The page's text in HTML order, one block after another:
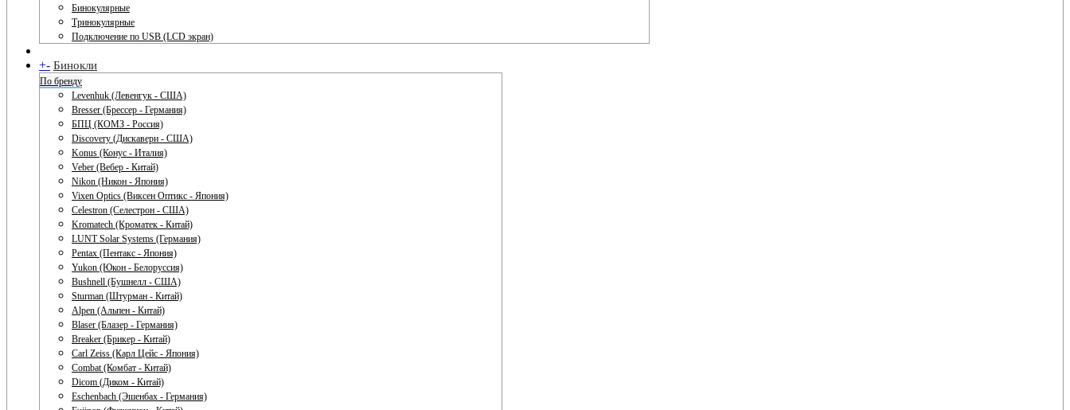
Бинокулярные
Тринокулярные
Подключение по USB (LCD экран)
+- Бинокли
По бренду
Levenhuk (Левенгук - США)
Bresser (Брессер - Германия)
БПЦ (КОМЗ - Россия)
Discovery (Дискавери - США)
Konus (Конус - Италия)
Veber (Вебер - Китай)
Nikon (Никон - Япония)
Vixen Optics (Виксен Оптикс - Япония)
Celestron (Селестрон - США)
Kromatech (Кроматек - Китай)
LUNT Solar Systems (Германия)
Pentax (Пентакс - Япония)
Yukon (Юкон - Белоруссия)
Bushnell (Бушнелл - США)
Sturman (Штурман - Китай)
Alpen (Альпен - Китай)
Blaser (Блазер - Германия)
Breaker (Брикер - Китай)
Carl Zeiss (Карл Цейс - Япония)
Combat (Комбат - Китай)
Dicom (Диком - Китай)
Eschenbach (Эшенбах - Германия)